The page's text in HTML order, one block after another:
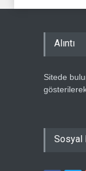
Alıntı
Sitede
gösterilerek
Sosyal